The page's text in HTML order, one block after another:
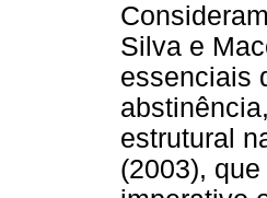
Silva e
essenciais
estrutural
(2003),